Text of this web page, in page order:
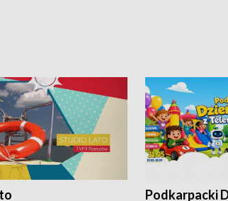
Podkarpacki